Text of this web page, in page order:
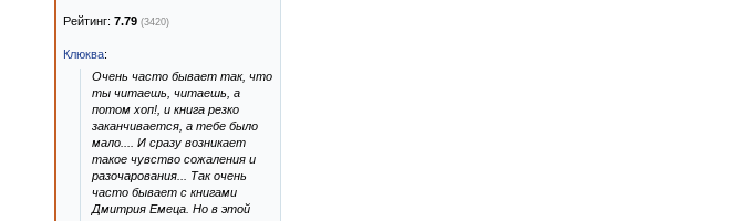
Рейтинг: 7.79 (3420)
Клюква:
Очень часто бывает так, что
ты читаешь, читаешь, а
потом хоп!, и книга резко
заканчивается, а тебе было
мало.... И сразу возникает
такое чувство сожаления и
разочарования... Так очень
часто бывает с книгами
Дмитрия Емеца. Но в этой